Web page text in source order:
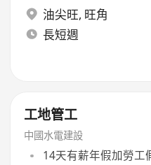
油尖旺, 旺角
長短週
工地管工
中國水電建設
14天有薪年假加勞工